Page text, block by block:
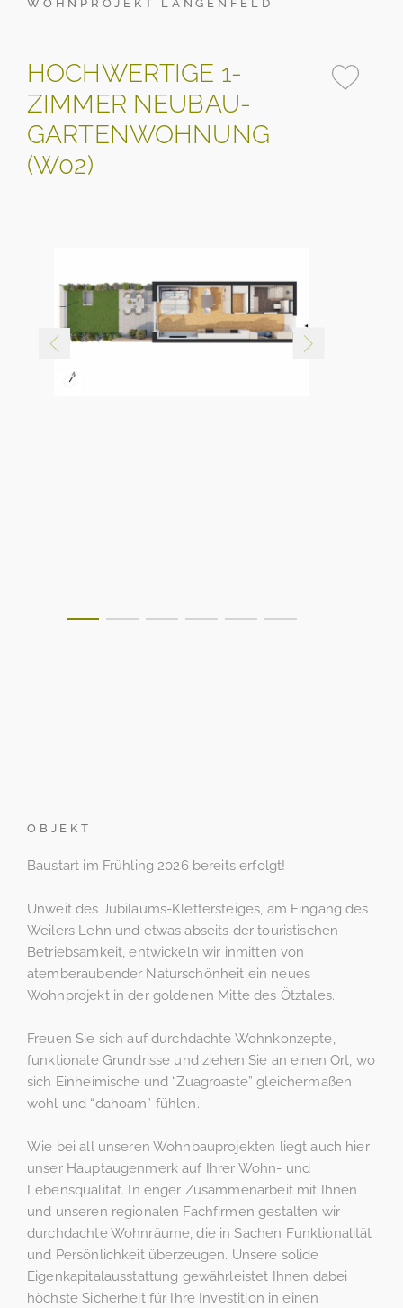
WOHNPROJEKT LÄNGENFELD
HOCHWERTIGE 1-
ZIMMER NEUBAU-
GARTENWOHNUNG
(W02)
OBJEKT
Baustart im Frühling 2026 bereits erfolgt!
Unweit des Jubiläums-Klettersteiges, am Eingang des
Weilers Lehn und etwas abseits der touristischen
Betriebsamkeit, entwickeln wir inmitten von
atemberaubender Naturschönheit ein neues
Wohnprojekt in der goldenen Mitte des Ötztales.
Freuen Sie sich auf durchdachte Wohnkonzepte,
funktionale Grundrisse und ziehen Sie an einen Ort, wo
sich Einheimische und “Zuagroaste” gleichermaßen
wohl und “dahoam” fühlen.
Wie bei all unseren Wohnbauprojekten liegt auch hier
unser Hauptaugenmerk auf Ihrer Wohn- und
Lebensqualität. In enger Zusammenarbeit mit Ihnen
und unseren regionalen Fachfirmen gestalten wir
durchdachte Wohnräume, die in Sachen Funktionalität
und Persönlichkeit überzeugen. Unsere solide
Eigenkapitalausstattung gewährleistet Ihnen dabei
höchste Sicherheit für Ihre Investition in einen